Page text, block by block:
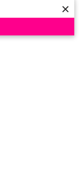
×